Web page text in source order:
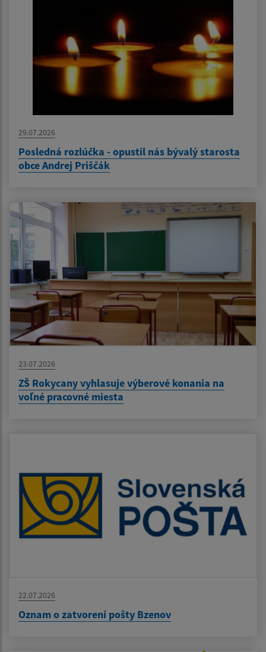
29.07.2026
Posledná rozlúčka - opustil nás bývalý starosta
obce Andrej Priščák
23.07.2026
ZŠ Rokycany vyhlasuje výberové konania na
voľné pracovné miesta
22.07.2026
Oznam o zatvorení pošty Bzenov